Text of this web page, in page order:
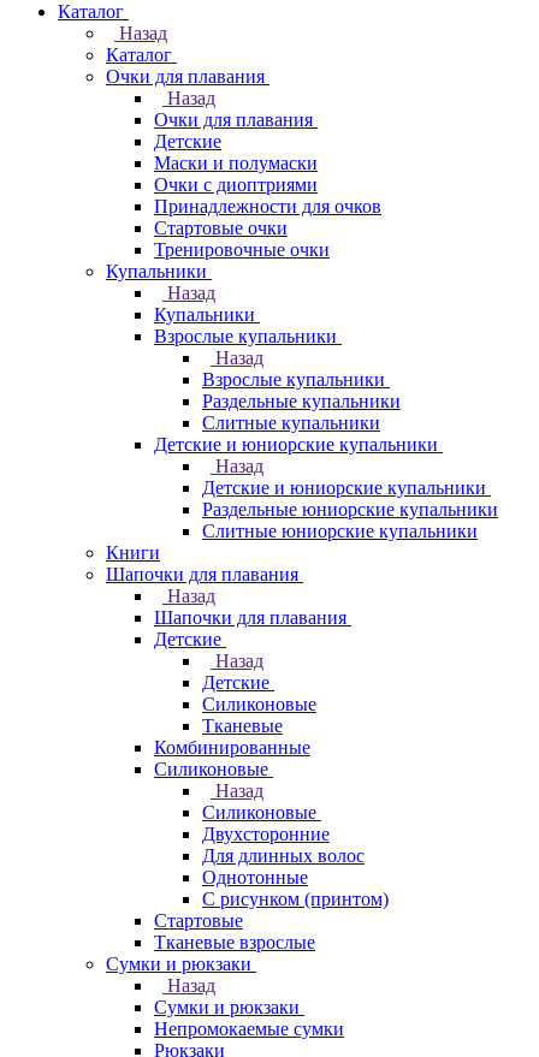
Каталог
Назад
Каталог
Очки для плавания
Назад
Очки для плавания
Детские
Маски и полумаски
Очки с диоптриями
Принадлежности для очков
Стартовые очки
Тренировочные очки
Купальники
Назад
Купальники
Взрослые купальники
Назад
Взрослые купальники
Раздельные купальники
Слитные купальники
Детские и юниорские купальники
Назад
Детские и юниорские купальники
Раздельные юниорские купальники
Слитные юниорские купальники
Книги
Шапочки для плавания
Назад
Шапочки для плавания
Детские
Назад
Детские
Силиконовые
Тканевые
Комбинированные
Силиконовые
Назад
Силиконовые
Двухсторонние
Для длинных волос
Однотонные
С рисунком (принтом)
Стартовые
Тканевые взрослые
Сумки и рюкзаки
Назад
Сумки и рюкзаки
Непромокаемые сумки
Рюкзаки